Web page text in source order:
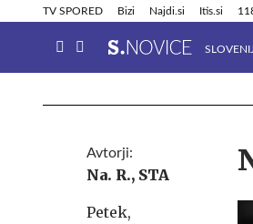
TV SPORED Bizi Najdi.si Itis.si
Info in obvestila
Avtorji:
Na. R., STA
Petek,